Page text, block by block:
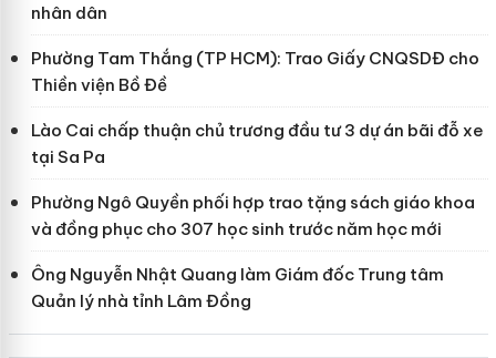
nhân dân
Phường Tam Thắng (TP HCM): Trao Giấy CNQSDĐ cho
Thiền viện Bồ Đề
Lào Cai chấp thuận chủ trương đầu tư 3 dự án bãi đỗ xe
tại Sa Pa
Phường Ngô Quyền phối hợp trao tặng sách giáo khoa
và đồng phục cho 307 học sinh trước năm học mới
Ông Nguyễn Nhật Quang làm Giám đốc Trung tâm
Quản lý nhà tỉnh Lâm Đồng